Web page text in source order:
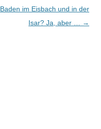
Baden im Eisbach und in der
Isar? Ja, aber …
→